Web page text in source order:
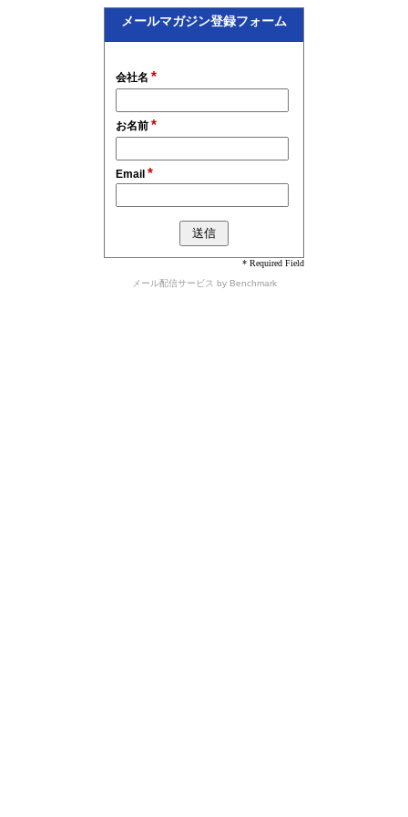
メールマガジン登録フォーム
会社名 *
お名前 *
Email *
* Required Field
メール配信サービス by Benchmark